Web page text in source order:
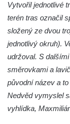
Hrob rodiny
Podluží
Hrob rodiny
Podluží
Hrob rodiny
Horním
Hrob
Račicích
Vytvořil jednotlivé
terén tras označil
složený ze dvou
jednotlivý okruh).
udržoval. S
směrovkami a
původní název a
Nedvěd vymyslel
vyhlídka,